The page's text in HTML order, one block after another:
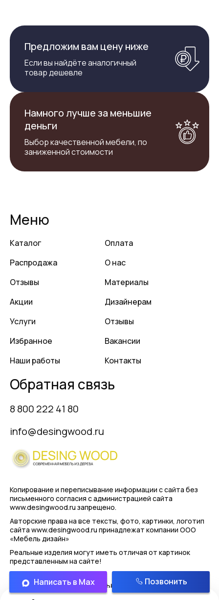
Предложим вам цену ниже
Если вы найдёте аналогичный
товар дешевле
Намного лучше за меньшие
деньги
Выбор качественной мебели, по
заниженной стоимости
Меню
Каталог
Распродажа
Отзывы
Акции
Услуги
Избранное
Наши работы
Оплата
О нас
Материалы
Дизайнерам
Отзывы
Вакансии
Контакты
Обратная связь
8 800 222 41 80
info@desingwood.ru
Копирование и переписывание информации с сайта без
письменного согласия с администрацией сайта
www.desingwood.ru запрещено.
Авторские права на все тексты, фото, картинки, логотип
сайта www.desingwood.ru принадлежат компании ООО
«Мебель дизайн»
Реальные изделия могут иметь отличая от картинок
представленным на сайте!
Политика конфиденциальности
Написать в Max Позвонить